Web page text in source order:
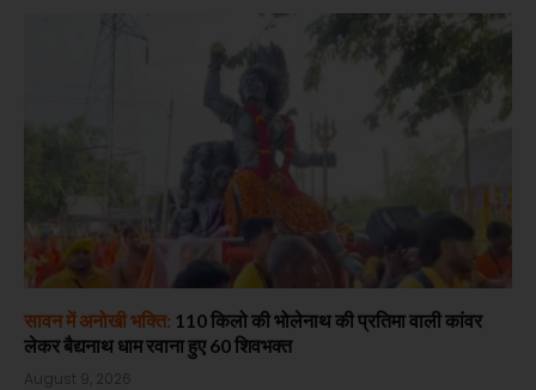
सावन में अनोखी भक्ति: 110 किलो की भोलेनाथ की प्रतिमा वाली कांवर
लेकर बैद्यनाथ धाम रवाना हुए 60 शिवभक्त
August 9, 2026